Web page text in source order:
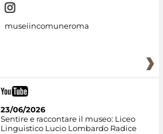
museiincomuneroma
23/06/2026
Sentire e raccontare il museo: Liceo
Linguistico Lucio Lombardo Radice